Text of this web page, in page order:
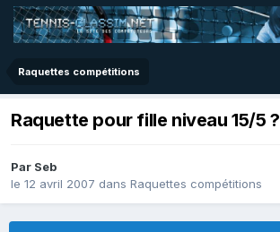
Raquettes compétitions
Raquette pour fille niveau 15/5 ?
Par Seb
le 12 avril 2007 dans Raquettes compétitions